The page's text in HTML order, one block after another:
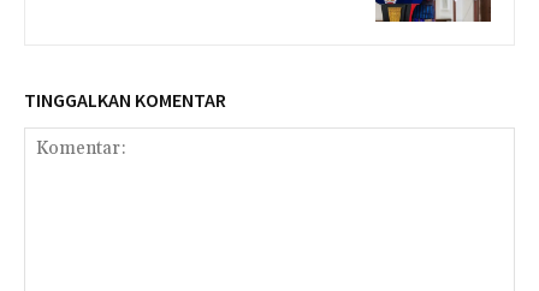
TINGGALKAN KOMENTAR